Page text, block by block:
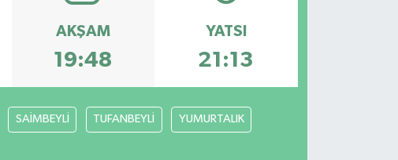
AKŞAM
19:48
YATSI
21:13
SAİMBEYLİ TUFANBEYLİ YUMURTALIK